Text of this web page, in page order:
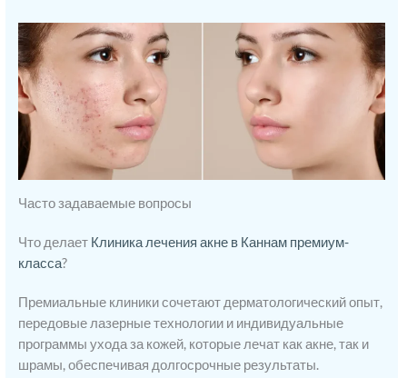
Часто задаваемые вопросы
Что делает Клиника лечения акне в Каннам премиум-
класса?
Премиальные клиники сочетают дерматологический опыт,
передовые лазерные технологии и индивидуальные
программы ухода за кожей, которые лечат как акне, так и
шрамы, обеспечивая долгосрочные результаты.